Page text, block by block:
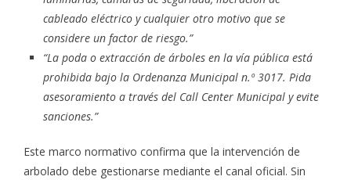
cableado eléctrico y cualquier otro motivo que se
considere un factor de riesgo.”
“La poda o extracción de árboles en la vía pública está
prohibida bajo la Ordenanza Municipal n.º 3017. Pida
asesoramiento a través del Call Center Municipal y evite
sanciones.”
Este marco normativo confirma que la intervención de
arbolado debe gestionarse mediante el canal oficial. Sin